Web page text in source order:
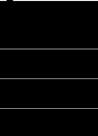
能 フルカバー防水 合皮 オリ